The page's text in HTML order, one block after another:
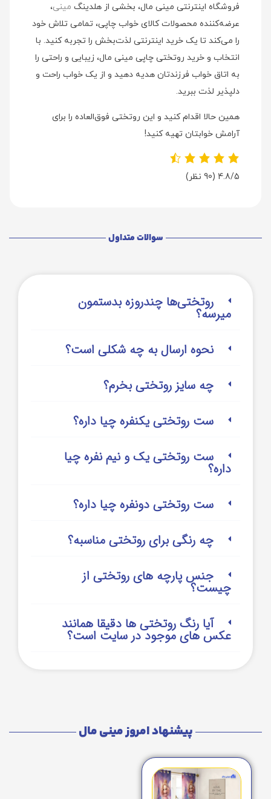
فروشگاه اینترنتی مینی مال، بخشی از هلدینگ مینی،
عرضه‌کننده محصولات کالای خواب چاپی، تمامی تلاش خود
را می‌کند تا یک خرید اینترنتی لذت‌بخش را تجربه کنید. با
انتخاب و خرید روتختی چاپی مینی مال، زیبایی و راحتی را
به اتاق خواب فرزندتان هدیه دهید و از یک خواب راحت و
دلپذیر لذت ببرید.
همین حالا اقدام کنید و این روتختی فوق‌العاده را برای
آرامش خوابتان تهیه کنید!
4.8/5 (90 نظر)
سوالات متداول
روتختی‌‌ها چندروزه بدستمون
میرسه؟
نحوه ارسال به چه شکلی است؟
چه سایز روتختی بخرم؟
ست روتختی یکنفره چیا داره؟
ست روتختی یک و نیم نفره چیا
داره؟
ست روتختی دونفره چیا داره؟
چه رنگی برای روتختی مناسبه؟
جنس پارچه های روتختی از
چیست؟
آیا رنگ روتختی ها دقیقا همانند
عکس های موجود در سایت است؟
پیشنهاد امروز مینی مال